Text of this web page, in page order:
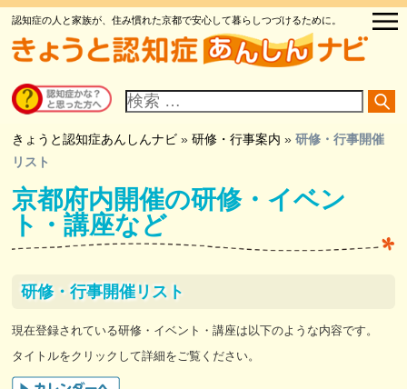
認知症の人と家族が、住み慣れた京都で安心して暮らしつづけるために。
イ
ト
検
索
きょうと認知症あんしんナビ »研修・行事案内 »研修・行事開催
リスト
京都府内開催の研修・イベン
ト・講座など
研修・行事開催リスト
現在登録されている研修・イベント・講座は以下のような内容です。
タイトルをクリックして詳細をご覧ください。